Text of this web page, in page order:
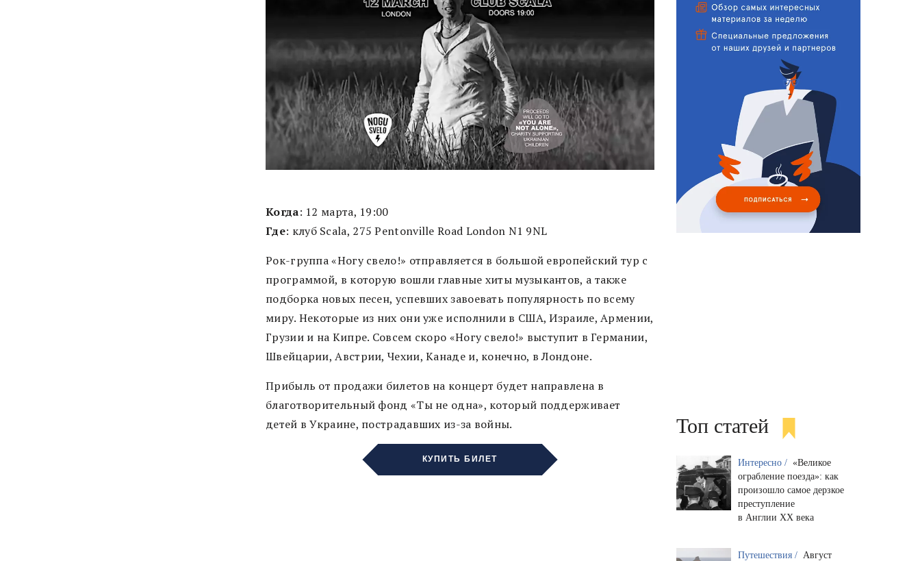
Когда: 12 марта, 19:00
Где: клуб Scala, 275 Pentonville Road London N1 9NL
Рок-группа «Ногу свело!» отправляется в большой европейский тур с
программой, в которую вошли главные хиты музыкантов, а также
подборка новых песен, успевших завоевать популярность по всему
миру. Некоторые из них они уже исполнили в США, Израиле, Армении,
Грузии и на Кипре. Совсем скоро «Ногу свело!» выступит в Германии,
Швейцарии, Австрии, Чехии, Канаде и, конечно, в Лондоне.
Прибыль от продажи билетов на концерт будет направлена в
благотворительный фонд «Ты не одна», который поддерживает
детей в Украине, пострадавших из-за войны.
КУПИТЬ БИЛЕТ
Топ статей
Интересно / «Великое
ограбление поезда»: как
произошло самое дерзкое
преступление
в Англии XX века
Путешествия / Август